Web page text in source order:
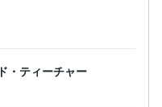
向き合い
せて頂けたらと思って
・ティーチャー